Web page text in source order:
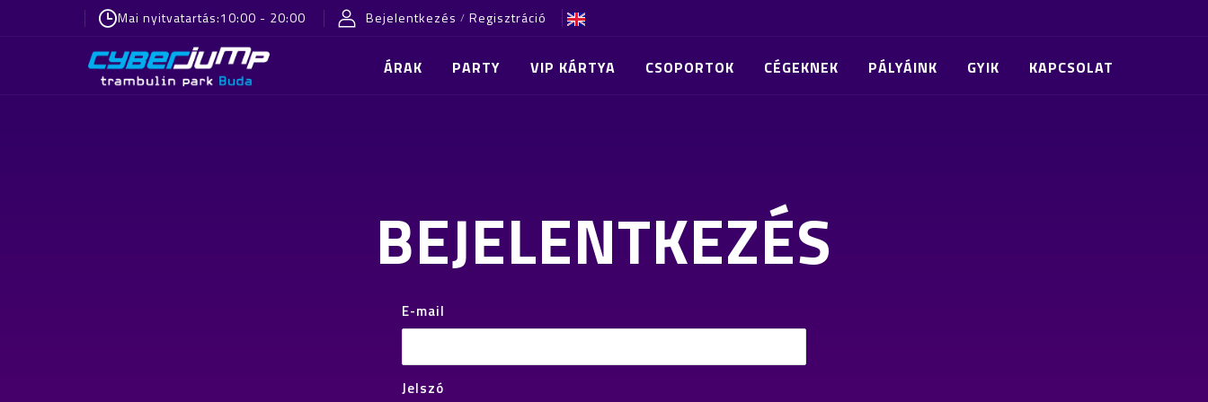
Mai nyitvatartás:10:00 - 20:00 Bejelentkezés / Regisztráció
ÁRAK PARTY VIP KÁRTYA CSOPORTOK CÉGEKNEK PÁLYÁINK GYIK KAPCSOLAT
BEJELENTKEZÉS
E-mail
Jelszó